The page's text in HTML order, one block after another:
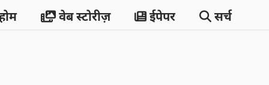
वेब स्टोरीज़ ईपेपर सर्च